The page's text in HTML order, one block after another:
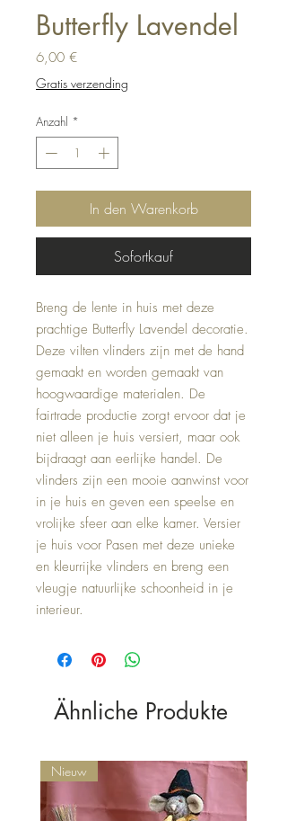
Butterfly Lavendel
6,00 €Preis
Gratis verzending
Anzahl *
In den Warenkorb
Sofortkauf
Breng de lente in huis met deze
prachtige Butterfly Lavendel decoratie.
Deze vilten vlinders zijn met de hand
gemaakt en worden gemaakt van
hoogwaardige materialen. De
fairtrade productie zorgt ervoor dat je
niet alleen je huis versiert, maar ook
bijdraagt aan eerlijke handel. De
vlinders zijn een mooie aanwinst voor
in je huis en geven een speelse en
vrolijke sfeer aan elke kamer. Versier
je huis voor Pasen met deze unieke
en kleurrijke vlinders en breng een
vleugje natuurlijke schoonheid in je
interieur.
Ähnliche Produkte
Nieuw